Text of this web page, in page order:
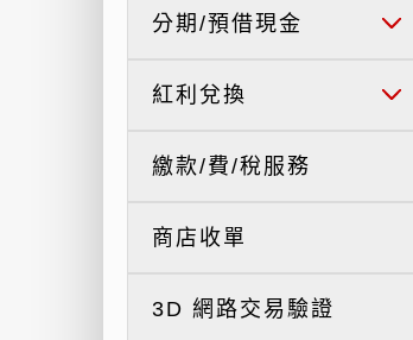
分期/預借現金
紅利兌換
繳款/費/稅服務
商店收單
3D 網路交易驗證